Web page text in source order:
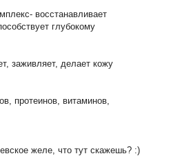
восстанавливает
глубокому
делает кожу
протеинов, витаминов,
желе, что тут скажешь? :)